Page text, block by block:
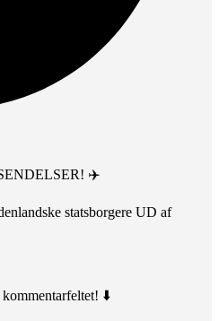
✈️
statsborgere UD af
⬇️